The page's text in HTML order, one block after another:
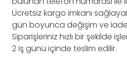
Ücretsiz kargo imkanı
gün boyunca değişim ve iade
Siparişleriniz hızlı bir şekilde
2 iş günü içinde teslim edilir.